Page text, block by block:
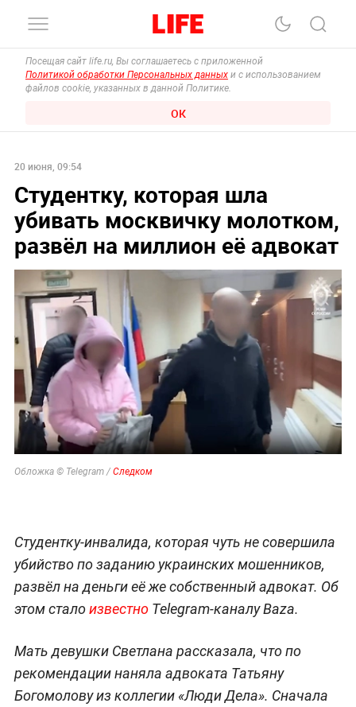
Посещая сайт life.ru, Вы соглашаетесь с приложенной
Политикой обработки Персональных данных и с использованием
файлов cookie, указанных в данной Политике.
ОК
20 июня, 09:54
Студентку, которая шла
убивать москвичку молотком,
развёл на миллион её адвокат
Обложка © Telegram / Следком
Студентку-инвалида, которая чуть не совершила
убийство по заданию украинских мошенников,
развёл на деньги её же собственный адвокат. Об
этом сталоизвестноTelegram-каналу Baza.
Мать девушки Светлана рассказала, что по
рекомендации наняла адвоката Татьяну
Богомолову из коллегии «Люди Дела». Сначала